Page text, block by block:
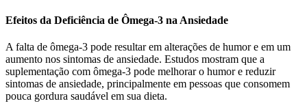
Efeitos da Deficiência de Ômega-3 na Ansiedade
A falta de ômega-3 pode resultar em alterações de humor e em um
aumento nos sintomas de ansiedade. Estudos mostram que a
suplementação com ômega-3 pode melhorar o humor e reduzir
sintomas de ansiedade, principalmente em pessoas que consomem
pouca gordura saudável em sua dieta.